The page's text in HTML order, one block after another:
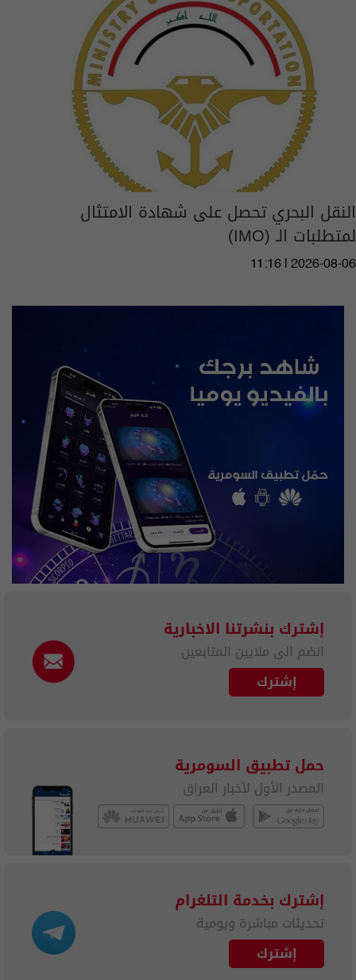
النقل البحري تحصل على شهادة الامتثال
لمتطلبات الـ (IMO)
11:16 | 2026-08-06
إشترك بنشرتنا الاخبارية
انضم الى ملايين المتابعين
إشترك
حمل تطبيق السومرية
المصدر الأول لأخبار العراق
إشترك بخدمة التلغرام
تحديثات مباشرة ويومية
إشترك